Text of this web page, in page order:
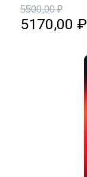
5500,00₽
5170,00 ₽